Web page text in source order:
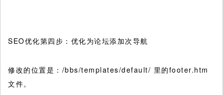
SEO优化第四步：优化为论坛添加次导航
修改的位置是：/bbs/templates/default/ 里的footer.htm
文件。